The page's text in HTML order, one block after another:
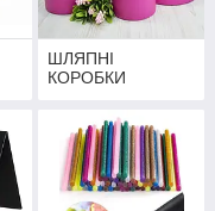
ШЛЯПНІ
КОРОБКИ